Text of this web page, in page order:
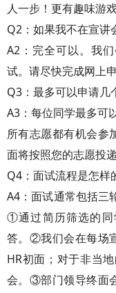
人一步！更有趣味游
Q2：如果我不在宣讲
A2：完全可以。我
试。请尽快完成网上
Q3：最多可以申请几
A3：每位同学最多可
所有志愿都有机会参
面将按照您的志愿投
Q4：面试流程是怎样
A4：面试通常包括三
①通过简历筛选的同
答。②我们会在每场
HR初面；对于非当
会。③部门领导终面